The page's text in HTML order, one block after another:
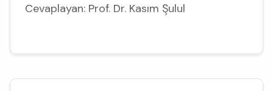
Cevaplayan: Prof. Dr. Kasım Şulul